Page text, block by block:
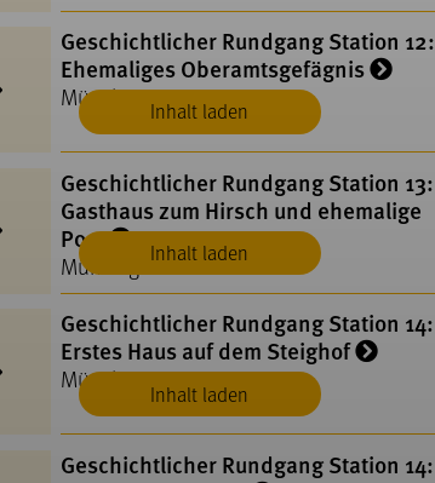
Inhalt laden
Geschichtlicher Rundgang Station 12:
Ehemaliges Oberamtsgefägnis
Münsingen
Inhalt laden
Geschichtlicher Rundgang Station 13:
Gasthaus zum Hirsch und ehemalige
Post
Münsingen
Inhalt laden
Geschichtlicher Rundgang Station 14:
Erstes Haus auf dem Steighof
Münsingen
Geschichtlicher Rundgang Station 14: